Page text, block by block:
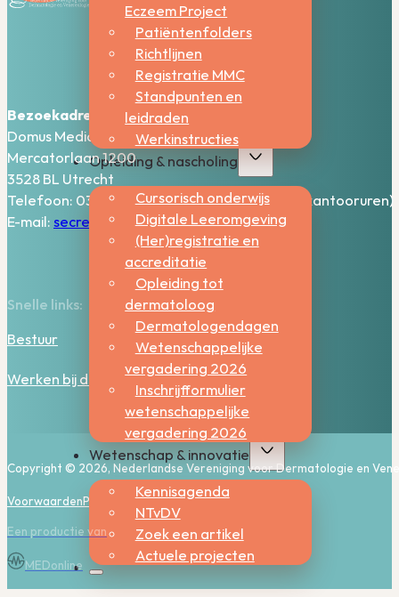
Eczeem Project
Patiëntenfolders
Richtlijnen
Registratie MMC
Standpunten en
leidraden
Werkinstructies
Opleiding & nascholing
Cursorisch onderwijs
Digitale Leeromgeving
(Her)registratie en
accreditatie
Opleiding tot
dermatoloog
Dermatologendagen
Wetenschappelijke
vergadering 2026
Inschrijfformulier
wetenschappelijke
vergadering 2026
Wetenschap & innovatie
Kennisagenda
NTvDV
Zoek een artikel
Actuele projecten
Bezoekadres:
Domus Medica – 5e verdieping
Mercatorlaan 1200
3528 BL Utrecht
Telefoon: 030-2006800 (bereikbaar tijdens kantooruren)
E-mail: secretariaat@nvdv.nl
Snelle links:
Bestuur
Werken bij de NVDV
Copyright © 2026, Nederlandse Vereniging voor Dermatologie en
VoorwaardenPrivacy Cookies
Een productie van
MEDonline